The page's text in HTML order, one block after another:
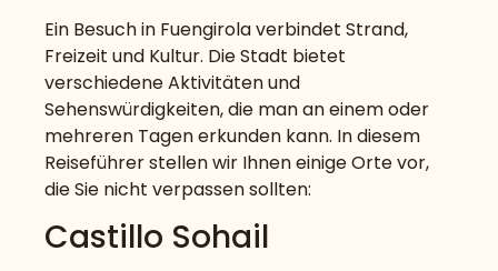
Ein Besuch in Fuengirola verbindet Strand,
Freizeit und Kultur. Die Stadt bietet
verschiedene Aktivitäten und
Sehenswürdigkeiten, die man an einem oder
mehreren Tagen erkunden kann. In diesem
Reiseführer stellen wir Ihnen einige Orte vor,
die Sie nicht verpassen sollten:
Castillo Sohail